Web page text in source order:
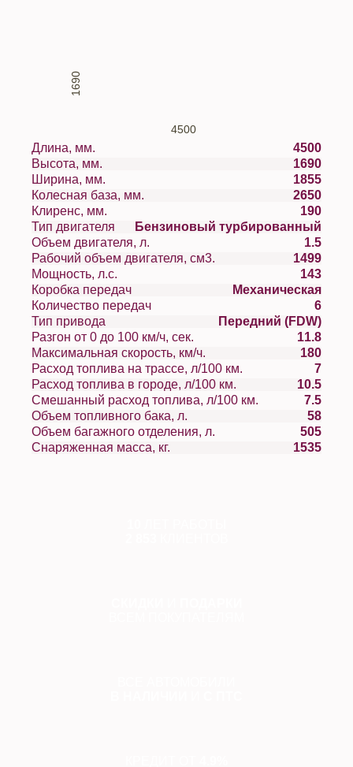
4500
1690
Длина, мм.
4500
Высота, мм.
1690
Ширина, мм.
1855
Колесная база, мм.
2650
Клиренс, мм.
190
Тип двигателя
Бензиновый турбированный
Объем двигателя, л.
1.5
Рабочий объем двигателя, см3.
1499
Мощность, л.с.
143
Коробка передач
Механическая
Количество передач
6
Тип привода
Передний (FDW)
Разгон от 0 до 100 км/ч, сек.
11.8
Максимальная скорость, км/ч.
180
Расход топлива на трассе, л/100 км.
7
Расход топлива в городе, л/100 км.
10.5
Смешанный расход топлива, л/100 км.
7.5
Объем топливного бака, л.
58
Объем багажного отделения, л.
505
Снаряженная масса, кг.
1535